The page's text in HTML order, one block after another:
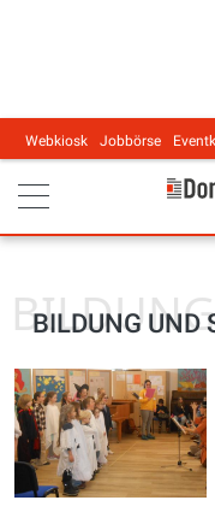
Main navigation
Webkiosk Jobbörse
BILDUNG UND